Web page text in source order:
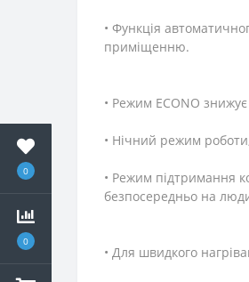
0
0
• Функція
приміщенню.
• Режим ECONO
• Нічний режим
• Режим підтримання
безпосередньо на
• Для швидкого